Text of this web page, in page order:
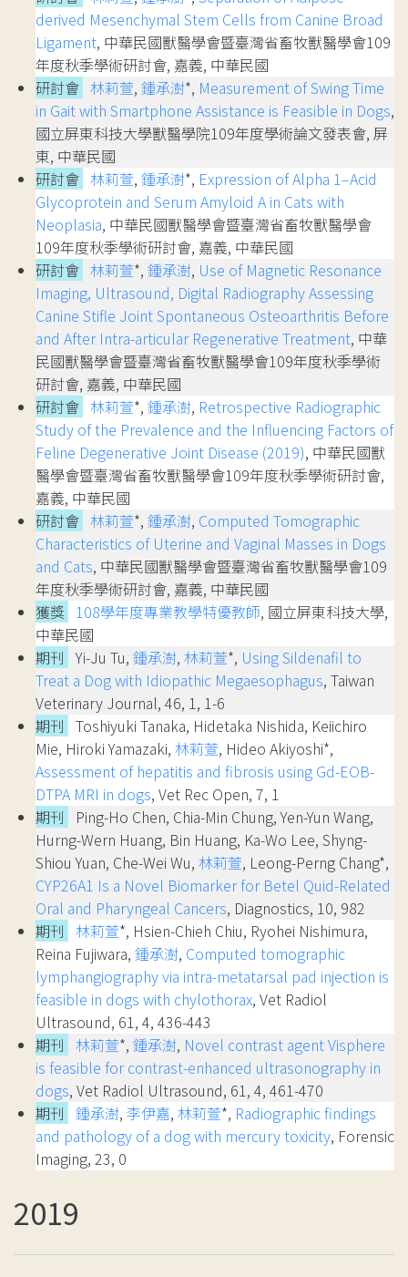
derived Mesenchymal Stem Cells from Canine Broad
Ligament, 中華民國獸醫學會暨臺灣省畜牧獸醫學會109
年度秋季學術研討會, 嘉義, 中華民國
研討會 林莉萱, 鍾承澍*, Measurement of Swing Time
in Gait with Smartphone Assistance is Feasible in Dogs,
國立屏東科技大學獸醫學院109年度學術論文發表會, 屏
東, 中華民國
研討會 林莉萱, 鍾承澍*, Expression of Alpha 1–Acid
Glycoprotein and Serum Amyloid A in Cats with
Neoplasia, 中華民國獸醫學會暨臺灣省畜牧獸醫學會
109年度秋季學術研討會, 嘉義, 中華民國
研討會 林莉萱*, 鍾承澍, Use of Magnetic Resonance
Imaging, Ultrasound, Digital Radiography Assessing
Canine Stifle Joint Spontaneous Osteoarthritis Before
and After Intra-articular Regenerative Treatment, 中華
民國獸醫學會暨臺灣省畜牧獸醫學會109年度秋季學術
研討會, 嘉義, 中華民國
研討會 林莉萱*, 鍾承澍, Retrospective Radiographic
Study of the Prevalence and the Influencing Factors of
Feline Degenerative Joint Disease (2019), 中華民國獸
醫學會暨臺灣省畜牧獸醫學會109年度秋季學術研討會,
嘉義, 中華民國
研討會 林莉萱*, 鍾承澍, Computed Tomographic
Characteristics of Uterine and Vaginal Masses in Dogs
and Cats, 中華民國獸醫學會暨臺灣省畜牧獸醫學會109
年度秋季學術研討會, 嘉義, 中華民國
獲獎 108學年度專業教學特優教師, 國立屏東科技大學,
中華民國
期刊 Yi-Ju Tu, 鍾承澍, 林莉萱*, Using Sildenafil to
Treat a Dog with Idiopathic Megaesophagus, Taiwan
Veterinary Journal, 46, 1, 1-6
期刊 Toshiyuki Tanaka, Hidetaka Nishida, Keiichiro
Mie, Hiroki Yamazaki, 林莉萱, Hideo Akiyoshi*,
Assessment of hepatitis and fibrosis using Gd-EOB-
DTPA MRI in dogs, Vet Rec Open, 7, 1
期刊
Ping-Ho Chen, Chia-Min Chung, Yen-Yun Wang,
Hurng-Wern Huang, Bin Huang, Ka-Wo Lee, Shyng-
Shiou Yuan, Che-Wei Wu, 林莉萱, Leong-Perng Chang*,
CYP26A1 Is a Novel Biomarker for Betel Quid-Related
Oral and Pharyngeal Cancers, Diagnostics, 10, 982
期刊 林莉萱*, Hsien-Chieh Chiu, Ryohei Nishimura,
Reina Fujiwara, 鍾承澍, Computed tomographic
lymphangiography via intra-metatarsal pad injection is
feasible in dogs with chylothorax, Vet Radiol
Ultrasound, 61, 4, 436-443
期刊 林莉萱*, 鍾承澍, Novel contrast agent Visphere
is feasible for contrast-enhanced ultrasonography in
dogs, Vet Radiol Ultrasound, 61, 4, 461-470
期刊 鍾承澍, 李伊嘉, 林莉萱*, Radiographic findings
and pathology of a dog with mercury toxicity, Forensic
Imaging, 23, 0
2019